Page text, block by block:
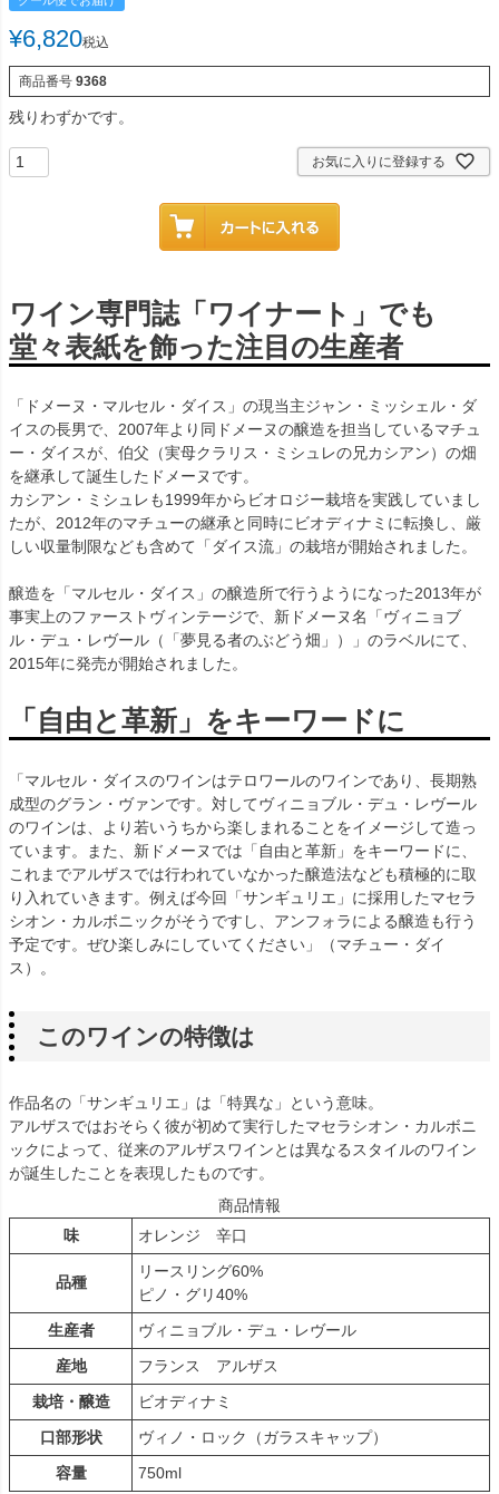
¥6,820税込
商品番号 9368
残りわずかです。
お気に入りに登録する
ワイン専門誌「ワイナート」でも
堂々表紙を飾った注目の生産者
「ドメーヌ・マルセル・ダイス」の現当主ジャン・ミッシェル・ダ
イスの長男で、2007年より同ドメーヌの醸造を担当しているマチュ
ー・ダイスが、伯父（実母クラリス・ミシュレの兄カシアン）の畑
を継承して誕生したドメーヌです。
カシアン・ミシュレも1999年からビオロジー栽培を実践していまし
たが、2012年のマチューの継承と同時にビオディナミに転換し、厳
しい収量制限なども含めて「ダイス流」の栽培が開始されました。
醸造を「マルセル・ダイス」の醸造所で行うようになった2013年が
事実上のファーストヴィンテージで、新ドメーヌ名「ヴィニョブ
ル・デュ・レヴール（「夢見る者のぶどう畑」）」のラベルにて、
2015年に発売が開始されました。
「自由と革新」をキーワードに
「マルセル・ダイスのワインはテロワールのワインであり、長期熟
成型のグラン・ヴァンです。対してヴィニョブル・デュ・レヴール
のワインは、より若いうちから楽しまれることをイメージして造っ
ています。また、新ドメーヌでは「自由と革新」をキーワードに、
これまでアルザスでは行われていなかった醸造法なども積極的に取
り入れていきます。例えば今回「サンギュリエ」に採用したマセラ
シオン・カルボニックがそうですし、アンフォラによる醸造も行う
予定です。ぜひ楽しみにしていてください」（マチュー・ダイ
ス）。
このワインの特徴は
作品名の「サンギュリエ」は「特異な」という意味。
アルザスではおそらく彼が初めて実行したマセラシオン・カルボニ
ックによって、従来のアルザスワインとは異なるスタイルのワイン
が誕生したことを表現したものです。
商品情報
味
オレンジ 辛口
品種
リースリング60%
ピノ・グリ40%
生産者
ヴィニョブル・デュ・レヴール
産地
フランス アルザス
栽培・醸造
ビオディナミ
口部形状
ヴィノ・ロック（ガラスキャップ）
容量
750ml